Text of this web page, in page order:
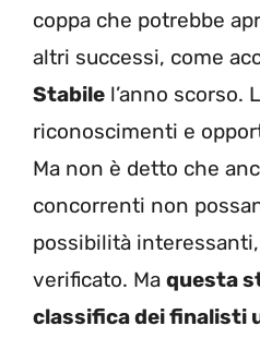
coppa che potrebbe
altri successi, come
Stabile l’anno scorso.
riconoscimenti e
Ma non è detto che
concorrenti non
possibilità
verificato. Ma questa
classifica dei finalisti